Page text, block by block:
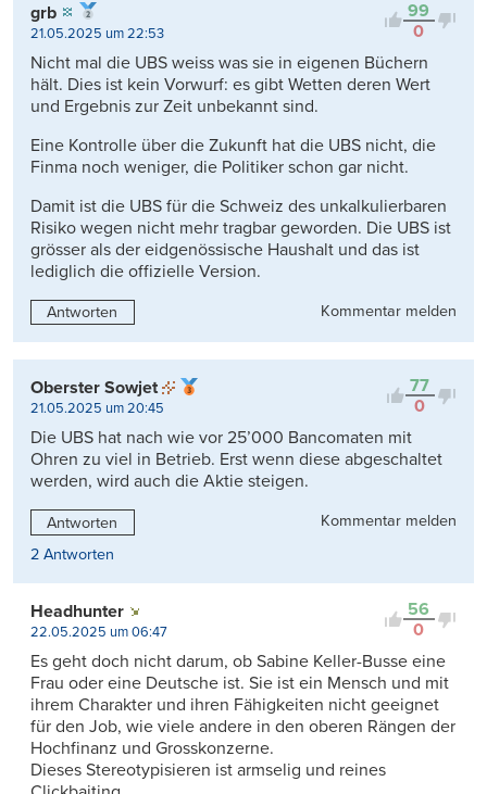
99
0
grb
21.05.2025 um 22:53
Nicht mal die UBS weiss was sie in eigenen Büchern
hält. Dies ist kein Vorwurf: es gibt Wetten deren Wert
und Ergebnis zur Zeit unbekannt sind.
Eine Kontrolle über die Zukunft hat die UBS nicht, die
Finma noch weniger, die Politiker schon gar nicht.
Damit ist die UBS für die Schweiz des unkalkulierbaren
Risiko wegen nicht mehr tragbar geworden. Die UBS ist
grösser als der eidgenössische Haushalt und das ist
lediglich die offizielle Version.
Antworten Kommentar melden
77
0
Oberster Sowjet
21.05.2025 um 20:45
Die UBS hat nach wie vor 25’000 Bancomaten mit
Ohren zu viel in Betrieb. Erst wenn diese abgeschaltet
werden, wird auch die Aktie steigen.
Antworten
Kommentar melden
2 Antworten
56
0
Headhunter
22.05.2025 um 06:47
Es geht doch nicht darum, ob Sabine Keller-Busse eine
Frau oder eine Deutsche ist. Sie ist ein Mensch und mit
ihrem Charakter und ihren Fähigkeiten nicht geeignet
für den Job, wie viele andere in den oberen Rängen der
Hochfinanz und Grosskonzerne.
Dieses Stereotypisieren ist armselig und reines